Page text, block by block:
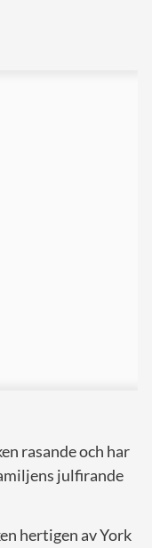
rasande och har
julfirande
hertigen av York